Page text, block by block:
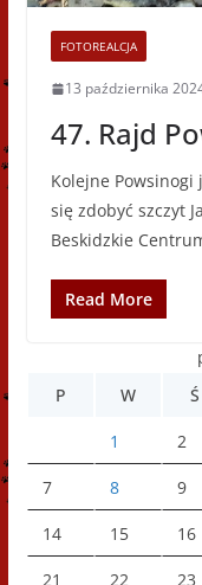
FOTOREALCJA
13 października
47. Rajd
Kolejne Powsinogi
się zdobyć szczyt
Beskidzkie
Read More
P
W Ś
1 2
7 8 9
14 15 16
21 22 23